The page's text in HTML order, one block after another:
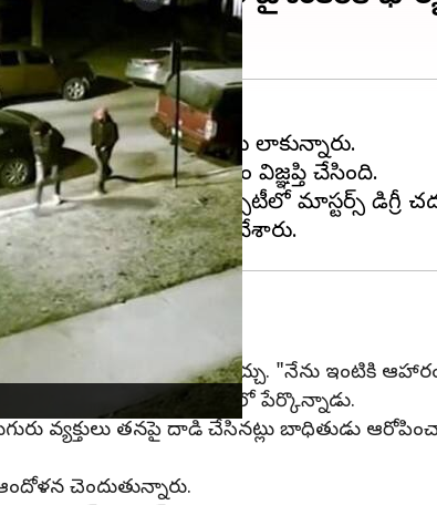
దాడి చేసి అతని ఫోన్‌ను లాకున్నారు.
యూనివర్సిటీలో మాస్టర్స్ డిగ్రీ
దాడి చేశారని చెప్పడం వినవచ్చు. "నేను ఇంటికి ఆహారం
చేయండి" అని అలీ వీడియోలో పేర్కొన్నాడు.
వ్యక్తులు తనపై దాడి చేసినట్లు బాధితుడు
చెందుతున్నారు.